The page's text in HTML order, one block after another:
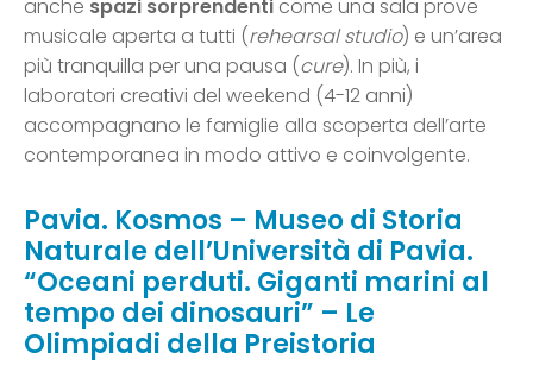
anche spazi sorprendenti come una sala prove
musicale aperta a tutti (rehearsal studio) e un’area
più tranquilla per una pausa (cure). In più, i
laboratori creativi del weekend (4-12 anni)
accompagnano le famiglie alla scoperta dell’arte
contemporanea in modo attivo e coinvolgente.
Pavia. Kosmos – Museo di Storia
Naturale dell’Università di Pavia.
“Oceani perduti. Giganti marini al
tempo dei dinosauri” – Le
Olimpiadi della Preistoria